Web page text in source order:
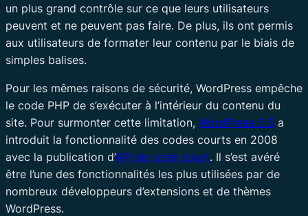
un plus grand contrôle sur ce que leurs utilisateurs
peuvent et ne peuvent pas faire. De plus, ils ont permis
aux utilisateurs de formater leur contenu par le biais de
simples balises.
Pour les mêmes raisons de sécurité, WordPress empêche
le code PHP de s’exécuter à l’intérieur du contenu du
site. Pour surmonter cette limitation, WordPress 2.5 a
introduit la fonctionnalité des codes courts en 2008
avec la publication d’API de code court. Il s’est avéré
être l’une des fonctionnalités les plus utilisées par de
nombreux développeurs d’extensions et de thèmes
WordPress.